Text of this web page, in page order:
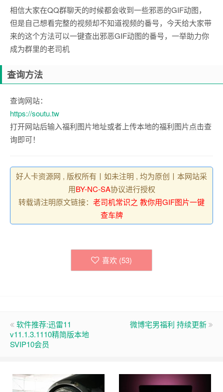
相信大家在QQ群聊天的时候都会收到一些邪恶的GIF动图，
但是自己想看完整的视频却不知道视频的番号，今天给大家带
来的这个方法可以一键查出邪恶GIF动图的番号，一举助力你
成为群里的老司机
查询方法
查询网站：
https://soutu.tw
打开网站后输入福利图片地址或者上传本地的福利图片点击查
询即可！
好人卡资源网 , 版权所有丨如未注明 , 均为原创丨本网站采
用BY-NC-SA协议进行授权
转载请注明原文链接： 老司机常识之 教你用GIF图片一键
查车牌
喜欢 (53)
软件推荐:迅雷11
v11.1.3.1110精简版本地
SVIP10会员
微博宅男福利 持续更新